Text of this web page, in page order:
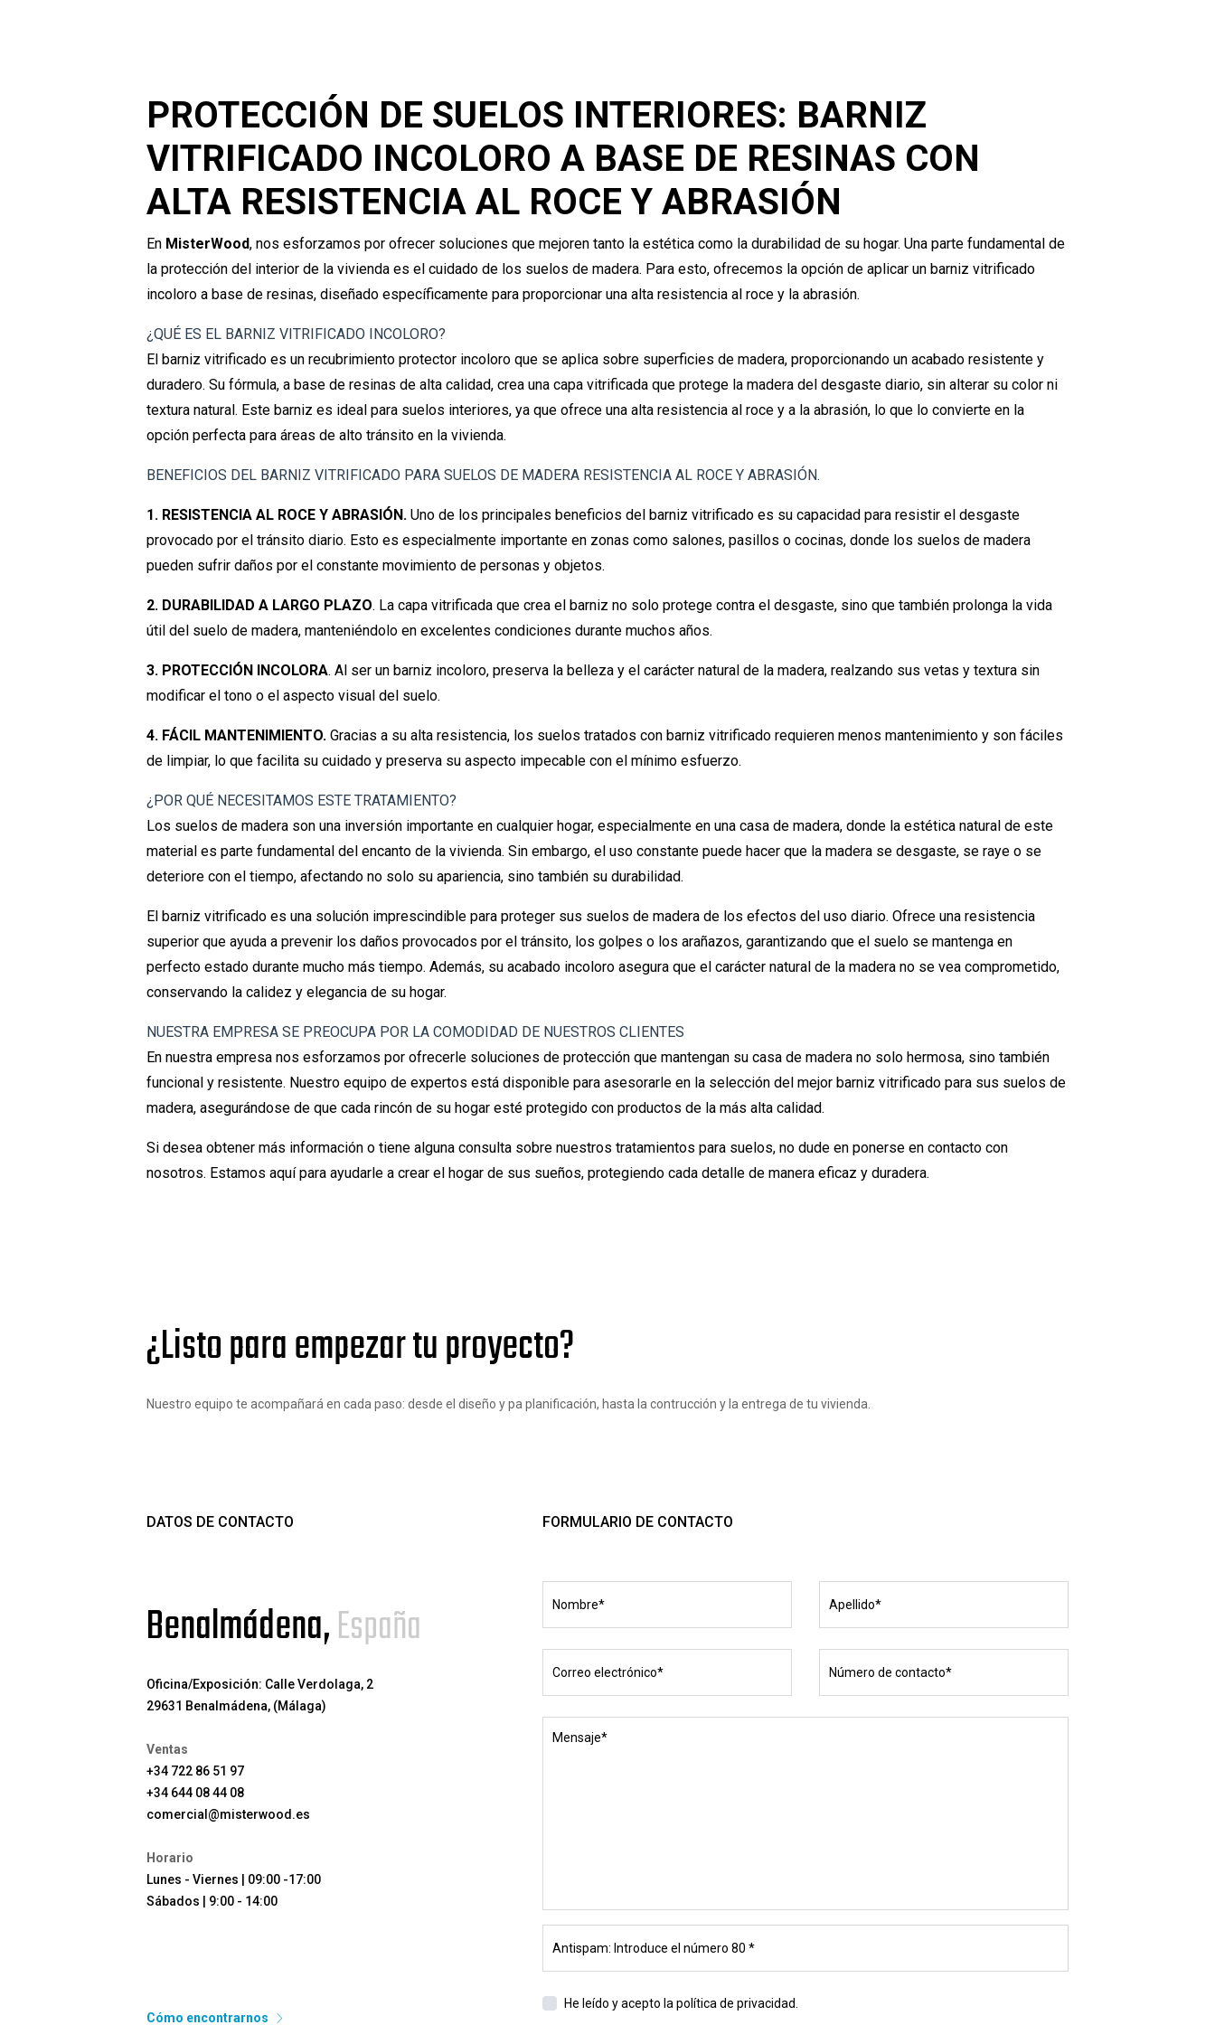
PROTECCIÓN DE SUELOS INTERIORES: BARNIZ
VITRIFICADO INCOLORO A BASE DE RESINAS CON
ALTA RESISTENCIA AL ROCE Y ABRASIÓN
En MisterWood, nos esforzamos por ofrecer soluciones que mejoren tanto la estética como la durabilidad de su hogar. Una parte fundamental de
la protección del interior de la vivienda es el cuidado de los suelos de madera. Para esto, ofrecemos la opción de aplicar un barniz vitrificado
incoloro a base de resinas, diseñado específicamente para proporcionar una alta resistencia al roce y la abrasión.
¿QUÉ ES EL BARNIZ VITRIFICADO INCOLORO?
El barniz vitrificado es un recubrimiento protector incoloro que se aplica sobre superficies de madera, proporcionando un acabado resistente y
duradero. Su fórmula, a base de resinas de alta calidad, crea una capa vitrificada que protege la madera del desgaste diario, sin alterar su color ni
textura natural. Este barniz es ideal para suelos interiores, ya que ofrece una alta resistencia al roce y a la abrasión, lo que lo convierte en la
opción perfecta para áreas de alto tránsito en la vivienda.
BENEFICIOS DEL BARNIZ VITRIFICADO PARA SUELOS DE MADERA RESISTENCIA AL ROCE Y ABRASIÓN.
1. RESISTENCIA AL ROCE Y ABRASIÓN. Uno de los principales beneficios del barniz vitrificado es su capacidad para resistir el desgaste
provocado por el tránsito diario. Esto es especialmente importante en zonas como salones, pasillos o cocinas, donde los suelos de madera
pueden sufrir daños por el constante movimiento de personas y objetos.
2. DURABILIDAD A LARGO PLAZO. La capa vitrificada que crea el barniz no solo protege contra el desgaste, sino que también prolonga la vida
útil del suelo de madera, manteniéndolo en excelentes condiciones durante muchos años.
3. PROTECCIÓN INCOLORA. Al ser un barniz incoloro, preserva la belleza y el carácter natural de la madera, realzando sus vetas y textura sin
modificar el tono o el aspecto visual del suelo.
4. FÁCIL MANTENIMIENTO. Gracias a su alta resistencia, los suelos tratados con barniz vitrificado requieren menos mantenimiento y son fáciles
de limpiar, lo que facilita su cuidado y preserva su aspecto impecable con el mínimo esfuerzo.
¿POR QUÉ NECESITAMOS ESTE TRATAMIENTO?
Los suelos de madera son una inversión importante en cualquier hogar, especialmente en una casa de madera, donde la estética natural de este
material es parte fundamental del encanto de la vivienda. Sin embargo, el uso constante puede hacer que la madera se desgaste, se raye o se
deteriore con el tiempo, afectando no solo su apariencia, sino también su durabilidad.
El barniz vitrificado es una solución imprescindible para proteger sus suelos de madera de los efectos del uso diario. Ofrece una resistencia
superior que ayuda a prevenir los daños provocados por el tránsito, los golpes o los arañazos, garantizando que el suelo se mantenga en
perfecto estado durante mucho más tiempo. Además, su acabado incoloro asegura que el carácter natural de la madera no se vea comprometido,
conservando la calidez y elegancia de su hogar.
NUESTRA EMPRESA SE PREOCUPA POR LA COMODIDAD DE NUESTROS CLIENTES
En nuestra empresa nos esforzamos por ofrecerle soluciones de protección que mantengan su casa de madera no solo hermosa, sino también
funcional y resistente. Nuestro equipo de expertos está disponible para asesorarle en la selección del mejor barniz vitrificado para sus suelos de
madera, asegurándose de que cada rincón de su hogar esté protegido con productos de la más alta calidad.
Si desea obtener más información o tiene alguna consulta sobre nuestros tratamientos para suelos, no dude en ponerse en contacto con
nosotros. Estamos aquí para ayudarle a crear el hogar de sus sueños, protegiendo cada detalle de manera eficaz y duradera.
¿Listo para empezar tu proyecto?
Nuestro equipo te acompañará en cada paso: desde el diseño y pa planificación, hasta la contrucción y la entrega de tu vivienda.
DATOS DE CONTACTO
Benalmádena,España
Oficina/Exposición: Calle Verdolaga, 2
29631 Benalmádena, (Málaga)
Ventas
+34 722 86 51 97
+34 644 08 44 08
comercial@misterwood.es
Horario
Lunes - Viernes | 09:00 -17:00
Sábados | 9:00 - 14:00
Cómo encontrarnos
FORMULARIO DE CONTACTO
He leído y acepto la política de privacidad.